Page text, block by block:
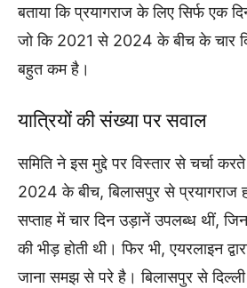
बताया कि प्रयागराज के लिए सिर्फ एक
जो कि 2021 से 2024 के बीच के चार
बहुत कम है।
यात्रियों की संख्या पर सवाल
समिति ने इस मुद्दे पर विस्तार से चर्चा
2024 के बीच, बिलासपुर से प्रयागराज
सप्ताह में चार दिन उड़ानें उपलब्ध थीं,
की भीड़ होती थी। फिर भी, एयरलाइन
जाना समझ से परे है। बिलासपुर से